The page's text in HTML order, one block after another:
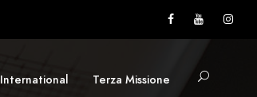
International Terza Missione